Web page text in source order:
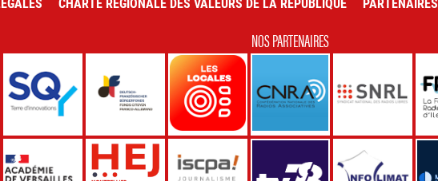
NOS PARTENAIRES